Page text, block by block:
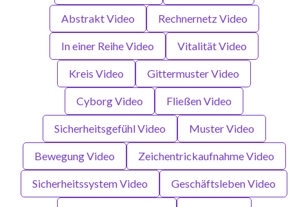
Abstrakt Video Rechnernetz Video
In einer Reihe Video Vitalität Video
Kreis Video Gittermuster Video
Cyborg Video Fließen Video
Sicherheitsgefühl Video Muster Video
Bewegung Video Zeichentrickaufnahme Video
Sicherheitssystem Video Geschäftsleben Video